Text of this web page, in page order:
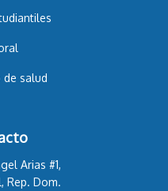
de salud
Arias #1,
Rep. Dom.